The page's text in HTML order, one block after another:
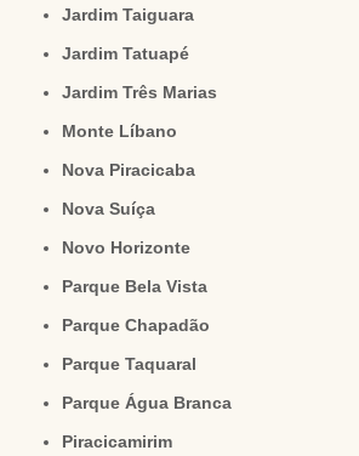
Jardim Taiguara
Jardim Tatuapé
Jardim Três Marias
Monte Líbano
Nova Piracicaba
Nova Suíça
Novo Horizonte
Parque Bela Vista
Parque Chapadão
Parque Taquaral
Parque Água Branca
Piracicamirim